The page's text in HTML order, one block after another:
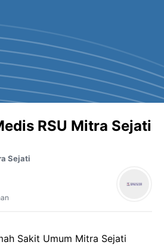
RSU Mitra Sejati
Sejati
Sakit Umum Mitra Sejati